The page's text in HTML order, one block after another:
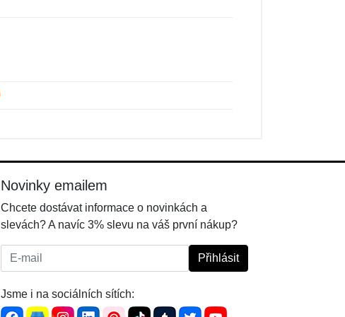
Novinky emailem
Chcete dostávat informace o novinkách a
slevách? A navíc 3% slevu na váš první nákup?
E-mail: Přihlásit
Jsme i na sociálních sítích: